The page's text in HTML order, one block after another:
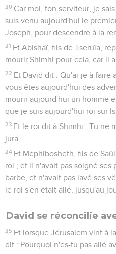
20 Car moi, ton serviteur, je
suis venu aujourd'hui le
Joseph, pour descendre à la
21 Et Abishaï, fils de Tseruïa,
mourir Shimhi pour cela, car il
22 Et David dit : Qu'ai-je à faire
vous êtes aujourd'hui des
mourir aujourd'hui un homme
que je suis aujourd'hui roi sur
23 Et le roi dit à Shimhi : Tu ne
jura.
24 Et Mephibosheth, fils de
roi ; et il n'avait pas soigné ses
barbe, et n'avait pas lavé ses
le roi s'en était allé, jusqu'au
David se réconcilie
25 Et lorsque Jérusalem vint à
dit : Pourquoi n'es-tu pas allé